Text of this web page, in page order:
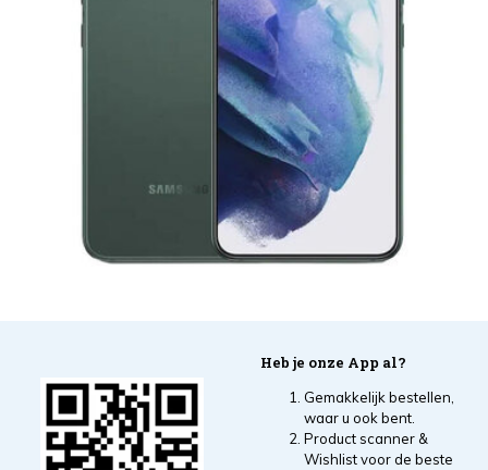
Heb je onze App al?
Gemakkelijk bestellen,
waar u ook bent.
Product scanner &
Wishlist voor de beste